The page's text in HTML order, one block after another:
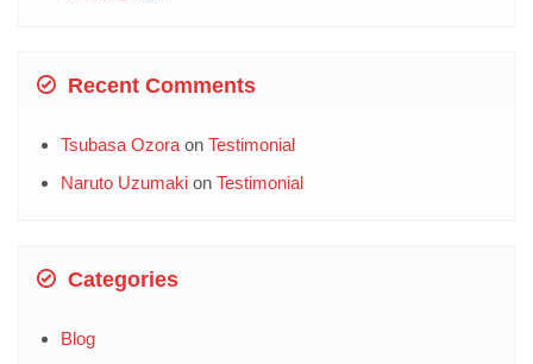
Recent Comments
Tsubasa Ozora on Testimonial
Naruto Uzumaki on Testimonial
Categories
Blog